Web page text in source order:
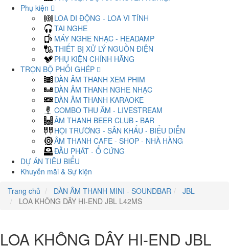
Phụ kiện
LOA DI ĐỘNG - LOA VI TÍNH
TAI NGHE
MÁY NGHE NHẠC - HEADAMP
THIẾT BỊ XỬ LÝ NGUỒN ĐIỆN
PHỤ KIỆN CHÍNH HÃNG
TRỌN BỘ PHỐI GHÉP
DÀN ÂM THANH XEM PHIM
DÀN ÂM THANH NGHE NHẠC
DÀN ÂM THANH KARAOKE
COMBO THU ÂM - LIVESTREAM
ÂM THANH BEER CLUB - BAR
HỘI TRƯỜNG - SÂN KHẤU - BIỂU DIỄN
ÂM THANH CAFE - SHOP - NHÀ HÀNG
ĐẦU PHÁT - Ổ CỨNG
DỰ ÁN TIÊU BIỂU
Khuyến mãi & Sự kiện
Trang chủ
DÀN ÂM THANH MINI - SOUNDBAR
JBL
LOA KHÔNG DÂY HI-END JBL L42MS
LOA KHÔNG DÂY HI-END JBL